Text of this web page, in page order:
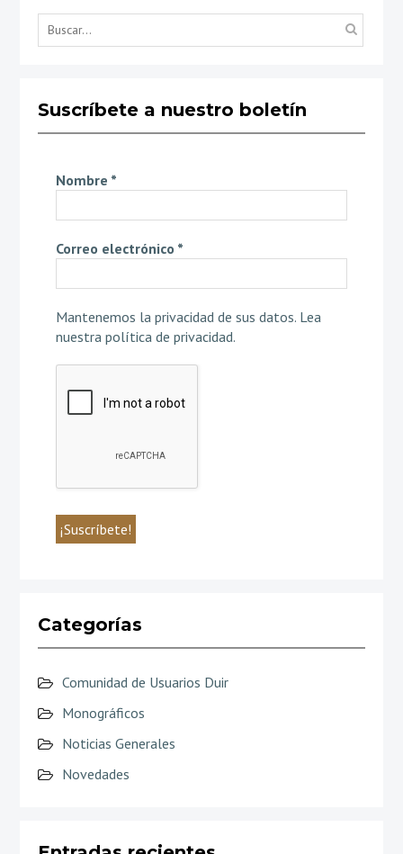
Suscríbete a nuestro boletín
Nombre *
Correo electrónico *
Mantenemos la privacidad de sus datos. Lea
nuestra política de privacidad.
Categorías
Comunidad de Usuarios Duir
Monográficos
Noticias Generales
Novedades